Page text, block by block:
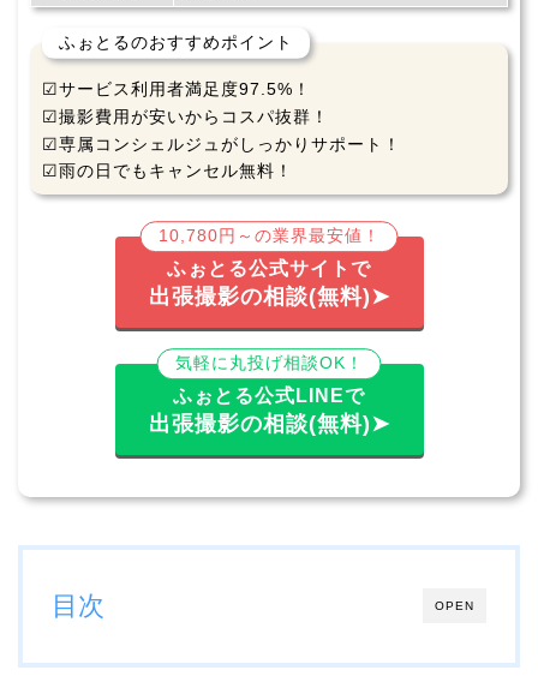
ふぉとるのおすすめポイント
☑サービス利用者満足度97.5%！
☑撮影費用が安いからコスパ抜群！
☑専属コンシェルジュがしっかりサポート！
☑雨の日でもキャンセル無料！
10,780円～の業界最安値！
ふぉとる公式サイトで
出張撮影の相談(無料)➤
気軽に丸投げ相談OK！
ふぉとる公式LINEで
出張撮影の相談(無料)➤
OPEN
目次